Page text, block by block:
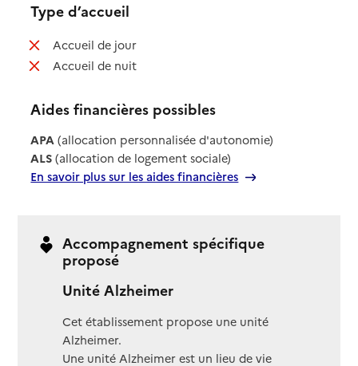
Type d’accueil
Accueil de jour: non disponible
Accueil de nuit: non disponible
Aides financières possibles
APA (allocation personnalisée d'autonomie)
ALS (allocation de logement sociale)
En savoir plus sur les aides financières
Accompagnement spécifique
proposé
Unité Alzheimer
Cet établissement propose une unité
Alzheimer.
Une unité Alzheimer est un lieu de vie